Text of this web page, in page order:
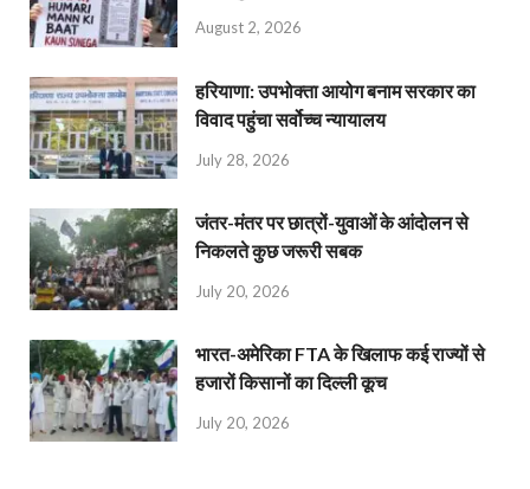
August 2, 2026
हरियाणा: उपभोक्ता आयोग बनाम सरकार का
विवाद पहुंचा सर्वोच्च न्यायालय
July 28, 2026
जंतर-मंतर पर छात्रों-युवाओं के आंदोलन से
निकलते कुछ जरूरी सबक
July 20, 2026
भारत-अमेरिका FTA के खिलाफ कई राज्यों से
हजारों किसानों का दिल्ली कूच
July 20, 2026